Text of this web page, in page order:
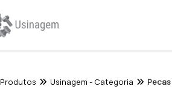
Produtos Usinagem - Categoria